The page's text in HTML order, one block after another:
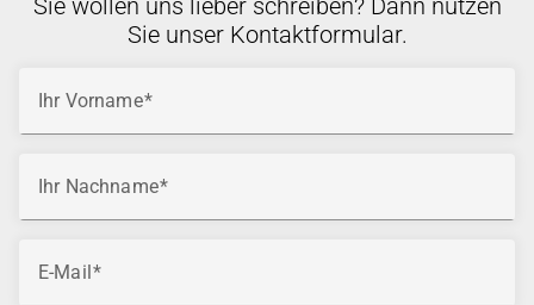
Sie wollen uns lieber schreiben? Dann nutzen
Sie unser Kontaktformular.
Ihr Vorname
Ihr Nachname
E-Mail